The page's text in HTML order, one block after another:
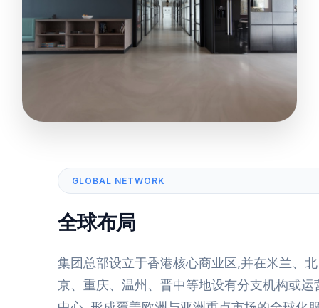
GLOBAL NETWORK
全球布局
集团总部设立于香港核心商业区,并在米兰、北
京、重庆、温州、晋中等地设有分支机构或运